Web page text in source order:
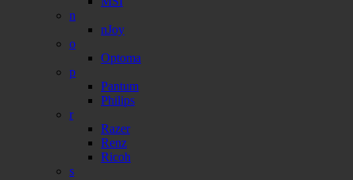
n
nJoy
o
Optoma
p
Pantum
Philips
r
Razer
Renz
Ricoh
s